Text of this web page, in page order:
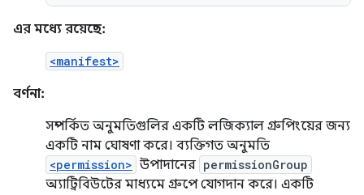
এর মধ্যে রয়েছে:
<manifest>
বর্ণনা:
সম্পর্কিত অনুমতিগুলির একটি লজিক্যাল গ্রুপিংয়ের জন্য
একটি নাম ঘোষণা করে। ব্যক্তিগত অনুমতি
<permission> উপাদানের permissionGroup
অ্যাট্রিবিউটের মাধ্যমে গ্রুপে যোগদান করে। একটি